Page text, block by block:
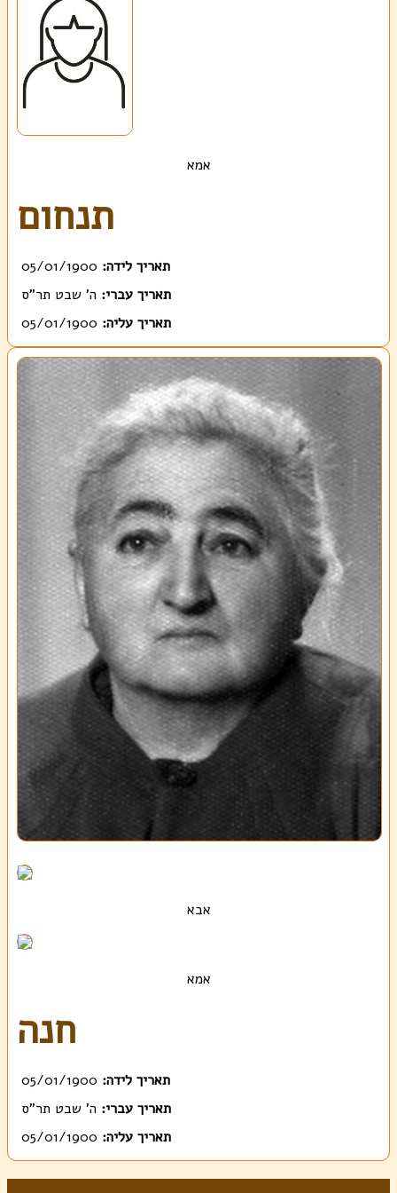
אמא
תנחום
תאריך לידה: 05/01/1900
תאריך עברי: ה' שבט תר"ס
תאריך עליה: 05/01/1900
אבא
אמא
חנה
תאריך לידה: 05/01/1900
תאריך עברי: ה' שבט תר"ס
תאריך עליה: 05/01/1900